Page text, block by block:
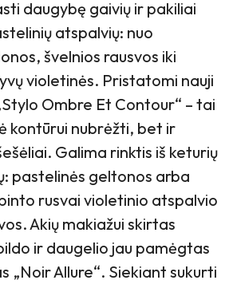
daugybę gaivių ir pakiliai
atspalvių: nuo
švelnios rausvos iki
violetinės. Pristatomi nauji
Ombre Et Contour“ – tai
kontūrui nubrėžti, bet ir
Galima rinktis iš keturių
pastelinės geltonos arba
rusvai violetinio atspalvio
Akių makiažui skirtas
ir daugelio jau pamėgtas
„Noir Allure“. Siekiant sukurti